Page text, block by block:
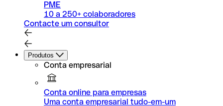
PME
10 a 250+ colaboradores
Contacte um consultor
Produtos
Conta empresarial
Conta online para empresas
Uma conta empresarial tudo-em-um